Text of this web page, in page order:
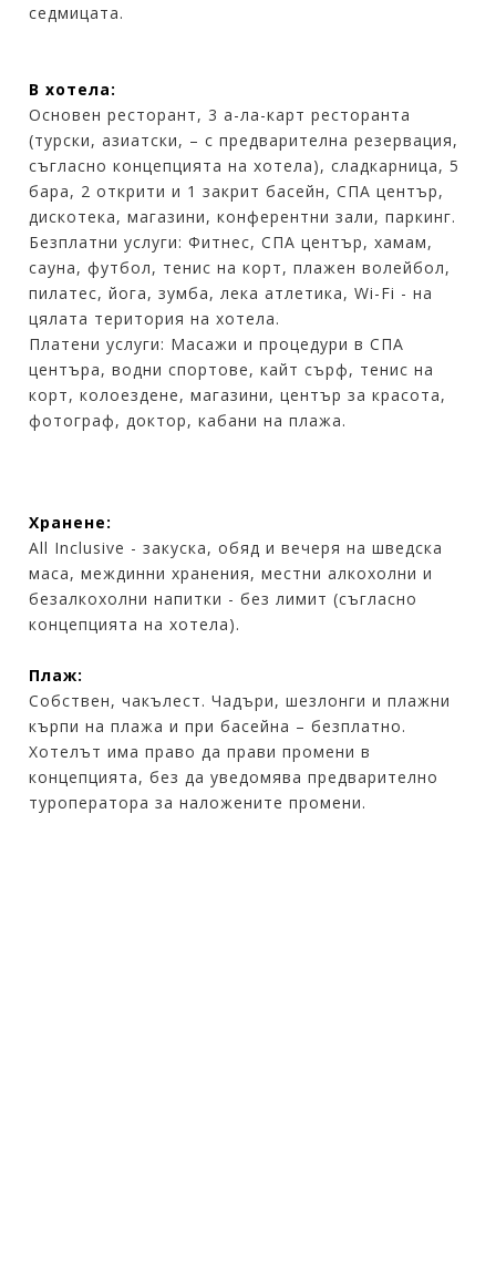
седмицата.
В хотела:
Основен ресторант, 3 а-ла-карт ресторанта
(турски, азиатски, – с предварителна резервация,
съгласно концепцията на хотела), сладкарница, 5
бара, 2 открити и 1 закрит басейн, СПА център,
дискотека, магазини, конферентни зали, паркинг.
Безплатни услуги: Фитнес, СПА център, хамам,
сауна, футбол, тенис на корт, плажен волейбол,
пилатес, йога, зумба, лека атлетика, Wi-Fi - на
цялата територия на хотела.
Платени услуги: Масажи и процедури в СПА
центъра, водни спортове, кайт сърф, тенис на
корт, колоездене, магазини, център за красота,
фотограф, доктор, кабани на плажа.
Хранене:
All Inclusive - закуска, обяд и вечеря на шведска
маса, междинни хранения, местни алкохолни и
безалкохолни напитки - без лимит (съгласно
концепцията на хотела).
Плаж:
Собствен, чакълест. Чадъри, шезлонги и плажни
кърпи на плажа и при басейна – безплатно.
Хотелът има право да прави промени в
концепцията, без да уведомява предварително
туроператора за наложените промени.